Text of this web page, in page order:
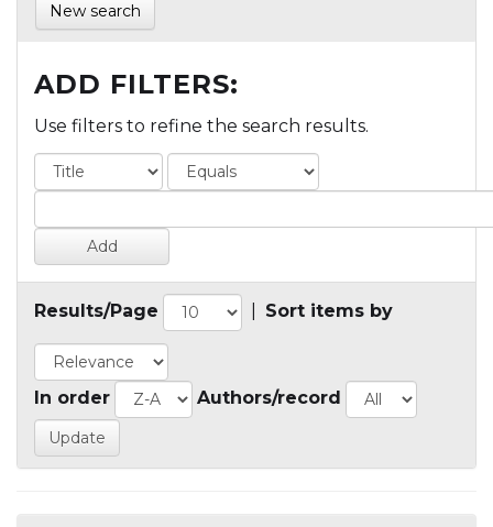
New search
ADD FILTERS:
Use filters to refine the search results.
Results/Page Sort items by
In order Authors/record